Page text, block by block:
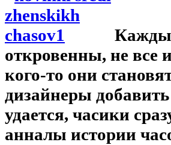
откровенны, не все
кого-то они
дизайнеры
удается, часики
анналы истории